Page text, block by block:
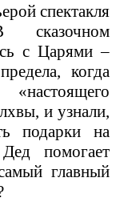
спектакля
сказочном
с Царями –
когда
и узнали,
подарки на
помогает
главный